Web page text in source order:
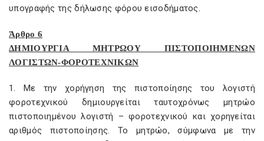
υπογραφής της δήλωσης φόρου εισοδήματος.
Άρθρο 6
ΔΗΜΙΟΥΡΓΙΑ ΜΗΤΡΩΟΥ ΠΙΣΤΟΠΟΙΗΜΕΝΩΝ
ΛΟΓΙΣΤΩΝ-ΦΟΡΟΤΕΧΝΙΚΩΝ
1. Με την χορήγηση της πιστοποίησης του λογιστή
φοροτεχνικού δημιουργείται ταυτοχρόνως μητρώο
πιστοποιημένου λογιστή – φοροτεχνικού και χορηγείται
αριθμός πιστοποίησης. Το μητρώο, σύμφωνα με την